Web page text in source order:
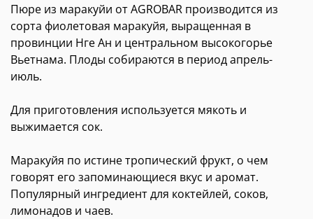
Пюре из маракуйи от AGROBAR производится из
сорта фиолетовая маракуйя, выращенная в
провинции Нге Ан и центральном высокогорье
Вьетнама. Плоды собираются в период апрель-
июль.
Для приготовления используется мякоть и
выжимается сок.
Маракуйя по истине тропический фрукт, о чем
говорят его запоминающиеся вкус и аромат.
Популярный ингредиент для коктейлей, соков,
лимонадов и чаев.